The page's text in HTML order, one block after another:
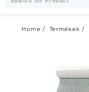
Home Termékek